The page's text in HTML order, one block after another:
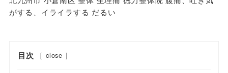
がする、イライラする だるい
目次 [ close ]